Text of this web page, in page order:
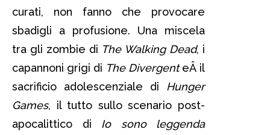
curati, non fanno che provocare
sbadigli a profusione. Una miscela
tra gli zombie di The Walking Dead, i
capannoni grigi di The DivergenteÂ il
sacrificio adolescenziale di Hunger
Games, il tutto sullo scenario post-
apocalittico di Io sono leggenda